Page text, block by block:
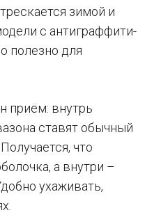
зимой и
с антиграффити-
полезно для
приём: внутрь
ставят обычный
что
а внутри –
ухаживать,